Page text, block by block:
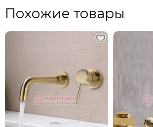
Похожие товары